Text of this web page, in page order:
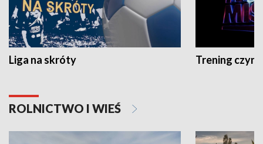
Liga na skróty Trening czyni
ROLNICTWO I WIEŚ